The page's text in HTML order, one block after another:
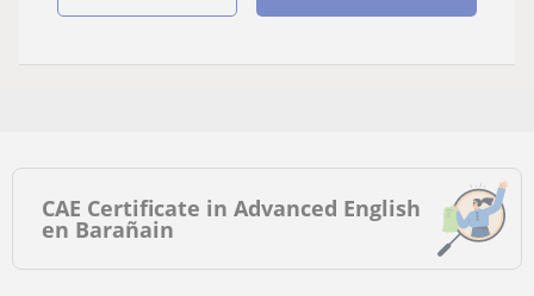
CAE Certificate in Advanced English
en Barañain